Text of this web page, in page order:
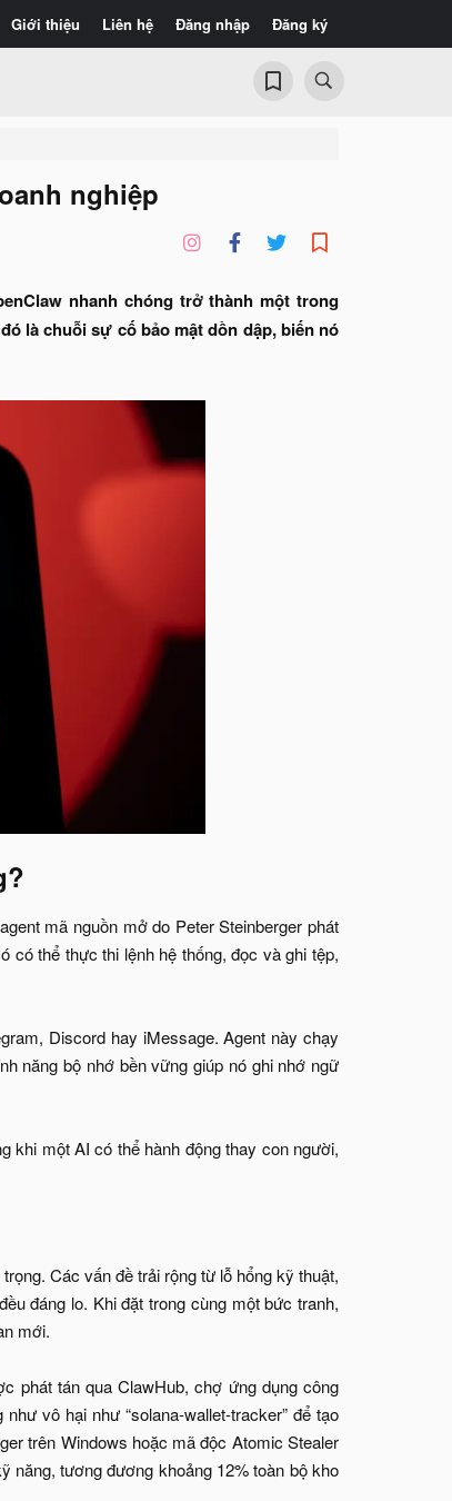
Giới thiệu Liên hệ Đăng nhập Đăng ký
nghiệp
nhanh chóng trở thành một trong
là chuỗi sự cố bảo mật dồn dập, biến nó
mã nguồn mở do Peter Steinberger phát
thể thực thi lệnh hệ thống, đọc và ghi tệp,
Discord hay iMessage. Agent này chạy
năng bộ nhớ bền vững giúp nó ghi nhớ ngữ
khi một AI có thể hành động thay con người,
Các vấn đề trải rộng từ lỗ hổng kỹ thuật,
đáng lo. Khi đặt trong cùng một bức tranh,
mới.
phát tán qua ClawHub, chợ ứng dụng công
vô hại như “solana-wallet-tracker” để tạo
trên Windows hoặc mã độc Atomic Stealer
năng, tương đương khoảng 12% toàn bộ kho